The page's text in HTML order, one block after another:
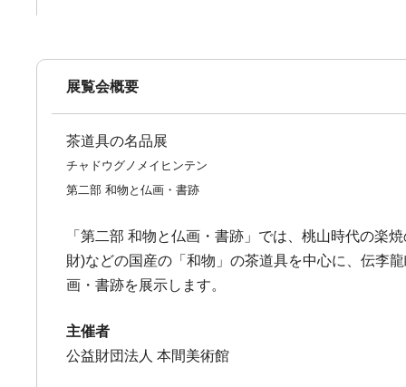
展覧会概要
茶道具の名品展
チャドウグノメイヒンテン
第二部 和物と仏画・書跡
「第二部 和物と仏画・書跡」では、桃山時代の楽
財)などの国産の「和物」の茶道具を中心に、伝李
画・書跡を展示します。
主催者
公益財団法人 本間美術館